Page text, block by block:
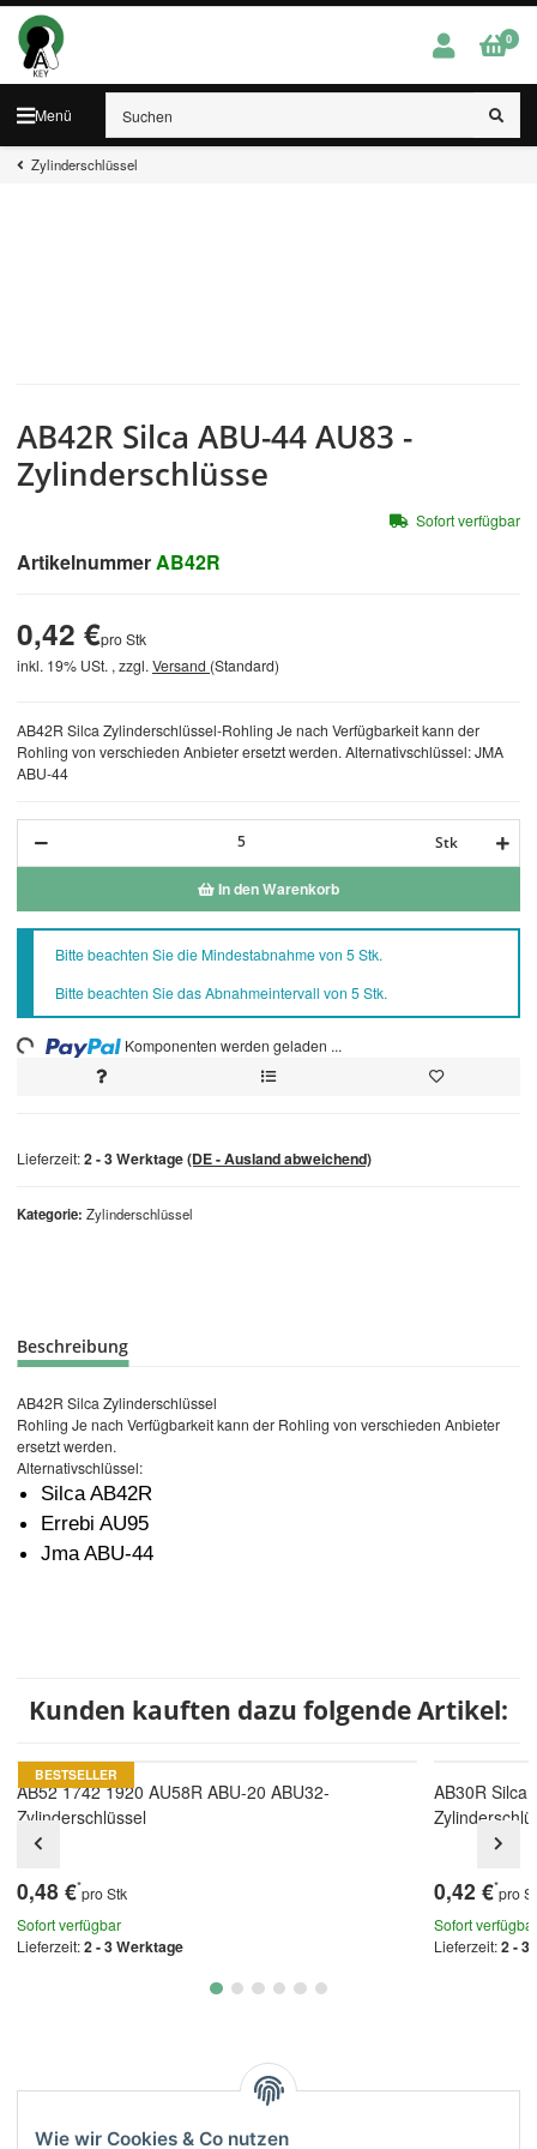
Menü
0
Zylinderschlüssel
AB42R Silca ABU-44 AU83 -
Zylinderschlüsse
ArtikelnummerAB42R
Kategorie Zylinderschlüssel
AB42R Silca Zylinderschlüssel-Rohling Je nach Verfügbarkeit kann der
Rohling von verschieden Anbieter ersetzt werden. Alternativschlüssel: JMA
ABU-44
0,42 €pro Stk
inkl. 19% USt. , zzgl. Versand (Standard)
Stk
In den Warenkorb
xBitte beachten Sie die Mindestabnahme von 5 Stk.
Bitte beachten Sie das Abnahmeintervall von 5 Stk.
Komponenten werden geladen ...
Sofort verfügbar
Lieferzeit:2 - 3 Werktage(DE - Ausland abweichend)
Beschreibung
AB42R Silca Zylinderschlüssel
Rohling Je nach Verfügbarkeit kann der Rohling von verschieden Anbieter
ersetzt werden.
Alternativschlüssel:
Silca AB42R
Errebi AU95
Jma ABU-44
Kunden kauften dazu folgende Artikel:
BESTSELLER
AB52 1742 1920 AU58R ABU-20 ABU32-
Zylinderschlüssel
0,48 €*pro Stk
Sofort verfügbar
Lieferzeit:2 - 3 Werktage
AB30R Silca
0,42 €*pro
Sofort verfügbar
Lieferzeit:2 - 3
Wie wir Cookies & Co nutzen